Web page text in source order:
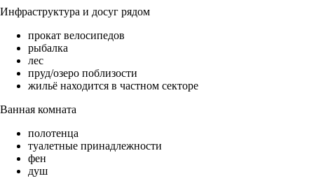
Инфраструктура и досуг рядом
прокат велосипедов
рыбалка
лес
пруд/озеро поблизости
жильё находится в частном секторе
Ванная комната
полотенца
туалетные принадлежности
фен
душ